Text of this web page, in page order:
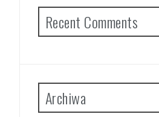
Recent Comments
Archiwa